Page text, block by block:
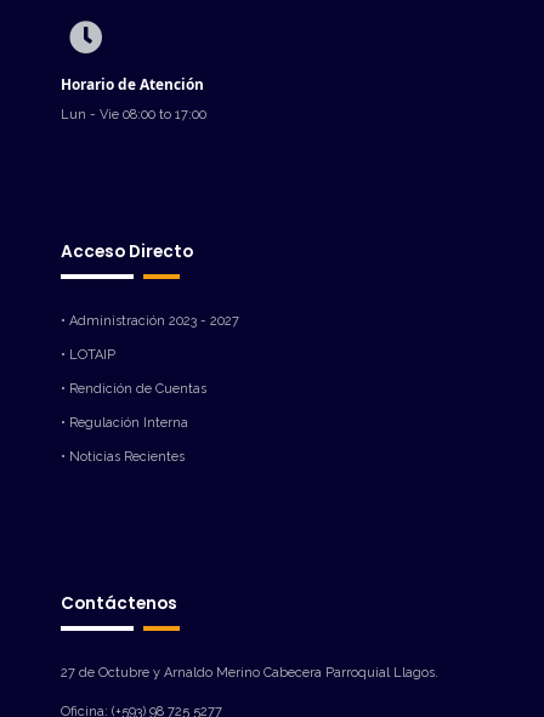
Horario de Atención
Lun - Vie 08:00 to 17:00
Acceso Directo
• Administración 2023 - 2027
• LOTAIP
• Rendición de Cuentas
• Regulación Interna
• Noticias Recientes
Contáctenos
27 de Octubre y Arnaldo Merino Cabecera Parroquial Llagos.
Oficina: (+593) 98 725 5277